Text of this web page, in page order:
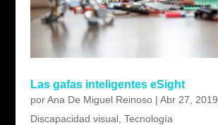
Las gafas inteligentes eSight
porAna De Miguel Reinoso| Abr 27, 2019
Discapacidad visual, Tecnología